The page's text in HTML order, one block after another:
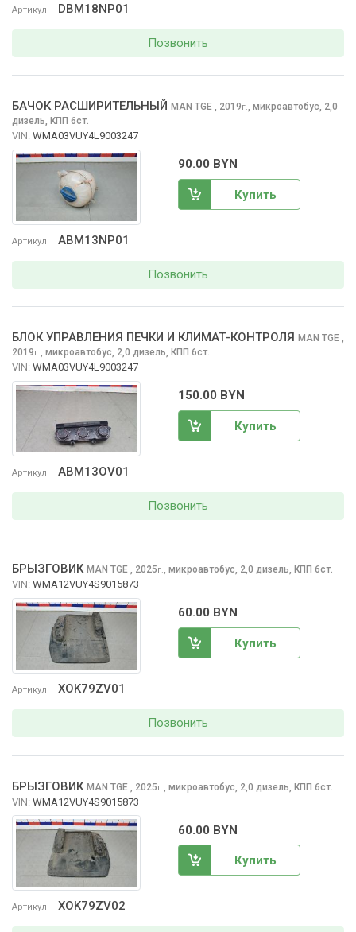
Артикул DBM18NP01
Позвонить
Артикул ABM13NP01
БАЧОК РАСШИРИТЕЛЬНЫЙ MAN TGE , 2019г., микроавтобус, 2,0
дизель, КПП 6ст.
VIN: WMA03VUY4L9003247
90.00 BYN
Купить
Позвонить
Артикул ABM13OV01
БЛОК УПРАВЛЕНИЯ ПЕЧКИ И КЛИМАТ-КОНТРОЛЯ MAN TGE ,
2019г., микроавтобус, 2,0 дизель, КПП 6ст.
VIN: WMA03VUY4L9003247
150.00 BYN
Купить
Позвонить
Артикул XOK79ZV01
БРЫЗГОВИК MAN TGE , 2025г., микроавтобус, 2,0 дизель, КПП 6ст.
VIN: WMA12VUY4S9015873
60.00 BYN
Купить
Позвонить
Артикул XOK79ZV02
БРЫЗГОВИК MAN TGE , 2025г. микроавтобус, 2,0 дизель, КПП 6ст.
VIN: WMA12VUY4S9015873
60.00 BYN
Купить